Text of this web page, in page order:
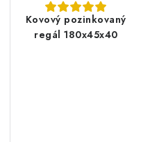
Kovový pozinkovaný
regál 180x45x40